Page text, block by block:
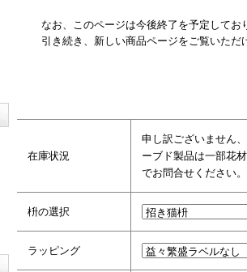
なお、このページは今後終了を予定してお
引き続き、新しい商品ページをご覧いただ
在庫状況
申し訳ございません
ーブド製品は一部花
でお問合せください。
枡の選択
ラッピング